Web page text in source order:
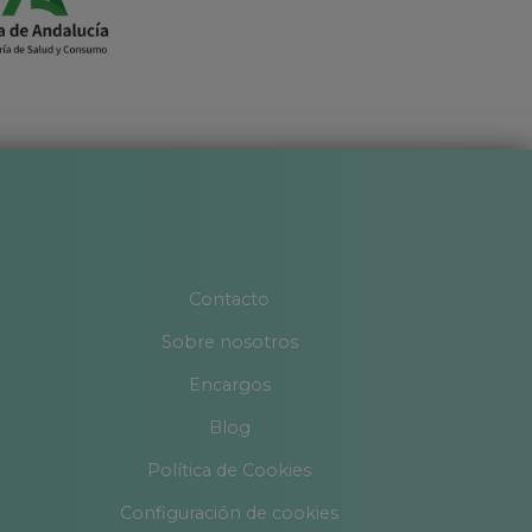
Contacto
Sobre nosotros
Encargos
Blog
Política de Cookies
Configuración de cookies